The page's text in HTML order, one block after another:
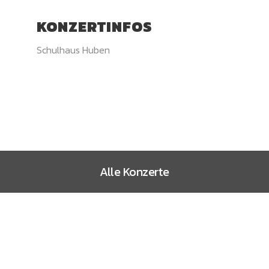
KONZERTINFOS
Schulhaus Huben
Alle Konzerte